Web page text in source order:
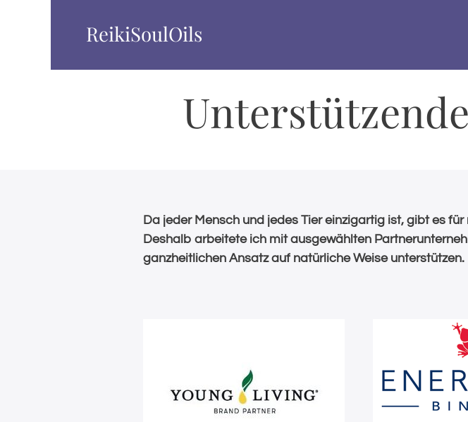
ReikiSoulOils
Da jeder Mensch und jedes Tier einzigartig ist, gibt es
Deshalb arbeitete ich mit ausgewählten
ganzheitlichen Ansatz auf natürliche Weise unterstützen.